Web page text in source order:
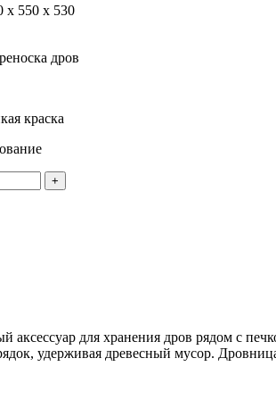
х 550 х 530
дров
краска
аксессуар для хранения дров рядом с
удерживая древесный мусор.